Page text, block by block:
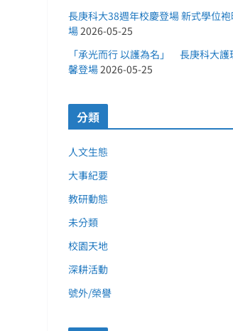
長庚科大38週年校慶登場 新式學位
場2026-05-25
「承光而行 以護為名」 長庚科大護
馨登場2026-05-25
分類
人文生態
大事紀要
教研動態
未分類
校園天地
深耕活動
號外/榮譽